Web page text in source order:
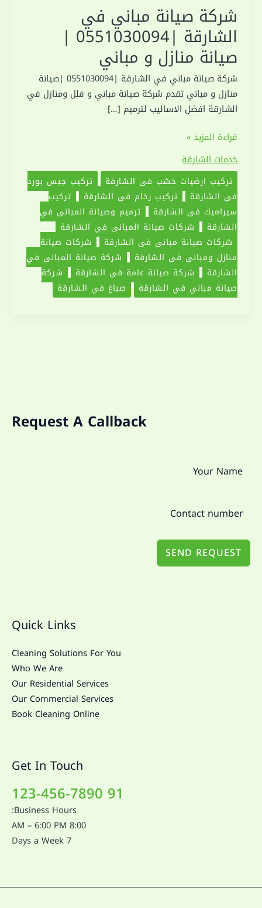
شركة صيانة مباني في
الشارقة |0551030094 |
صيانة منازل و مباني
شركة صيانة مباني في الشارقة |0551030094 |صيانة
منازل و مباني تقدم شركة صيانة مباني و فلل ومنازل في
الشارقة افضل الاساليب لترميم […]
شركة
صيانة
مباني
في
الشارقة
|0551030094
|
صيانة
منازل
و
مباني
قراءة المزيد »
خدمات الشارقة
تركيب ارضيات خشب في الشارقة
تركيب جبس بورد
في الشارقة
تركيب رخام في الشارقة
تركيب
سيراميك في الشارقة
ترميم وصيانة المباني في
الشارقة
شركات صيانة المباني في الشارقة
شركات صيانة مباني في الشارقة
شركات صيانة
منازل ومباني في الشارقة
شركة صيانة المباني في
الشارقة
شركة صيانة عامة في الشارقة
شركة
صيانة مباني في الشارقة
صباغ في الشارقة
Request A Callback
SEND REQUEST
Quick Links
Cleaning Solutions For You
Who We Are
Our Residential Services
Our Commercial Services
Book Cleaning Online
Get In Touch
91 123-456-7890
Business Hours:
8:00 AM – 6:00 PM
7 Days a Week